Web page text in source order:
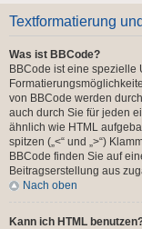
Textformatierung
Was ist BBCode?
BBCode ist eine spezielle
von BBCode werden
auch durch Sie für jeden
ähnlich wie HTML
spitzen („<“ und „>“)
BBCode finden Sie auf
Beitragserstellung aus
Nach oben
Kann ich HTML